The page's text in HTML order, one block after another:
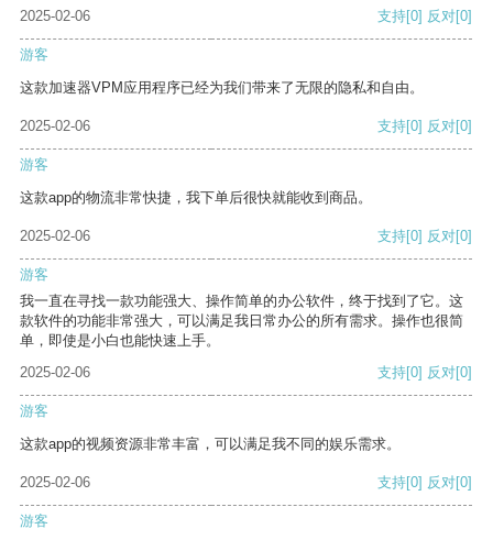
2025-02-06
支持[0] 反对[0]
游客
这款加速器VPM应用程序已经为我们带来了无限的隐私和自由。
2025-02-06 支持[0] 反对[0]
游客
这款app的物流非常快捷，我下单后很快就能收到商品。
2025-02-06 支持[0] 反对[0]
游客
我一直在寻找一款功能强大、操作简单的办公软件，终于找到了它。这
款软件的功能非常强大，可以满足我日常办公的所有需求。操作也很简
单，即使是小白也能快速上手。
2025-02-06
支持[0] 反对[0]
游客
这款app的视频资源非常丰富，可以满足我不同的娱乐需求。
2025-02-06 支持[0] 反对[0]
游客